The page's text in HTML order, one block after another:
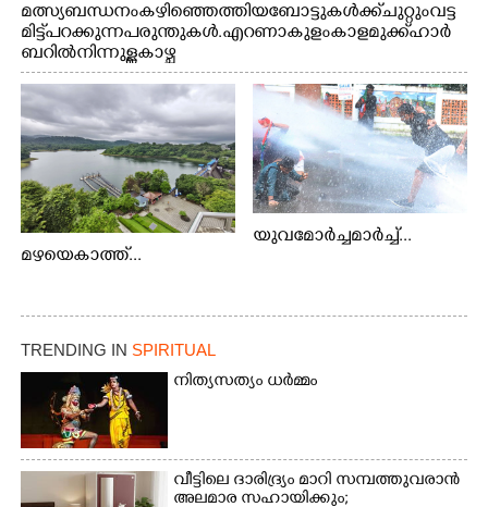
മത്സ്യബന്ധനം കഴിഞ്ഞെത്തിയ ബോട്ടുകൾക്ക് ചുറ്റും വട്ട
മിട്ട് പറക്കുന്ന പരുന്തുകൾ. എറണാകുളം കാളമുക്ക് ഹാർ
ബറിൽ നിന്നുള്ള കാഴ്ച
മഴയെകാത്ത്...
യുവമോർച്ചമാർച്ച്...
TRENDING IN SPIRITUAL
നിത്യസത്യം ധർമ്മം
വീട്ടിലെ ദാരിദ്ര്യം മാറി സമ്പത്തുവരാൻ
അലമാര സഹായിക്കും;